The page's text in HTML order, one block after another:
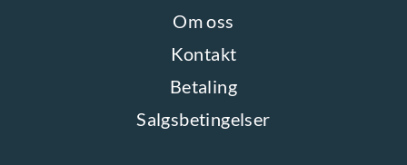
Om oss
Kontakt
Betaling
Salgsbetingelser